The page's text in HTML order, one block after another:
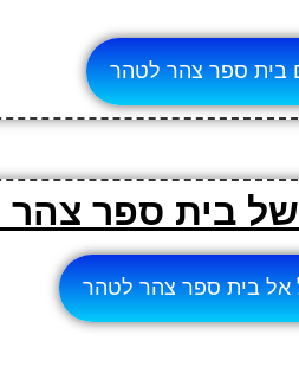
בית ספר צהר לטהר
של בית ספר
אל בית ספר צהר לטהר